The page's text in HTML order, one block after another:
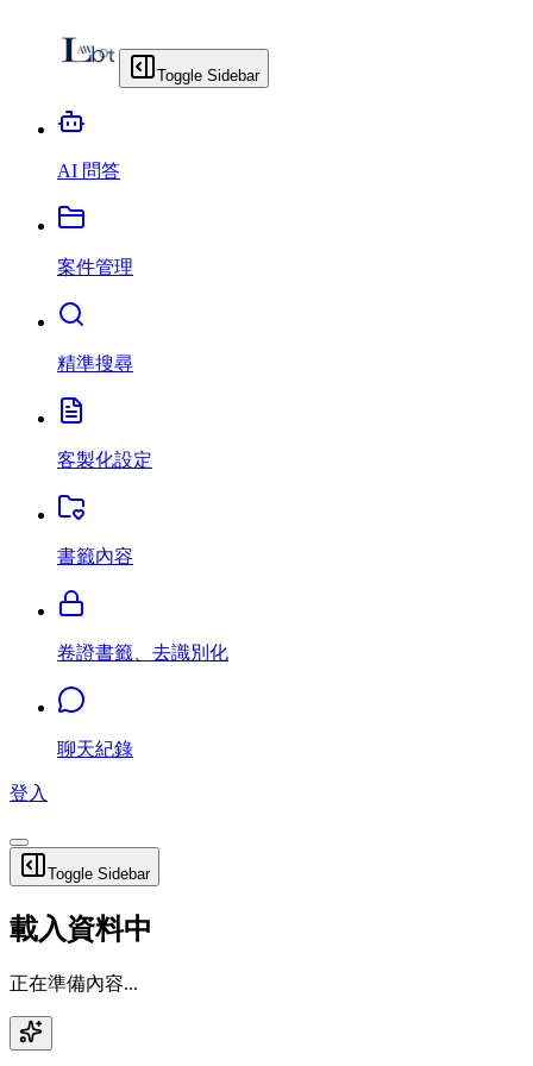
Toggle Sidebar
AI 問答
案件管理
精準搜尋
客製化設定
書籤內容
卷證書籤、去識別化
聊天紀錄
登入
Toggle Sidebar
載入資料中
正在準備內容...